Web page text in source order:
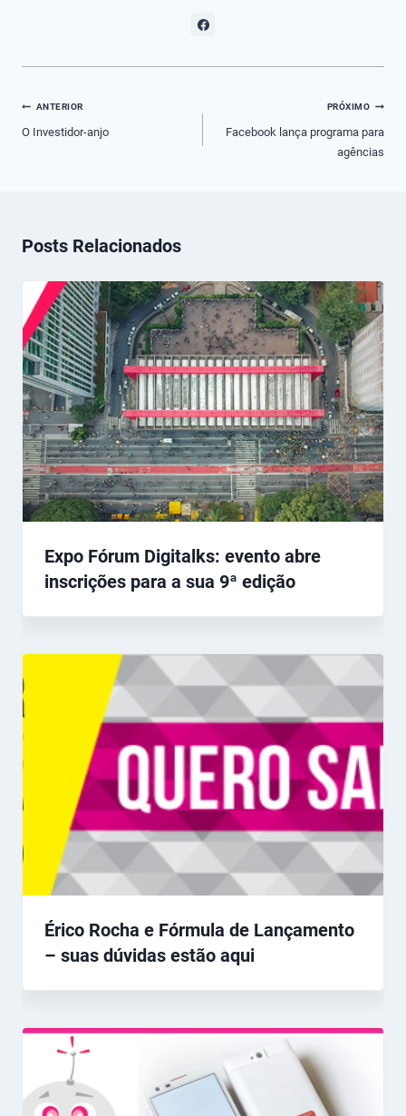
Navegação
de
ANTERIOR
O Investidor-anjo
PRÓXIMO
Facebook lança programa para
agências
Posts Relacionados
Expo Fórum Digitalks: evento abre
inscrições para a sua 9ª edição
Érico Rocha e Fórmula de Lançamento
– suas dúvidas estão aqui